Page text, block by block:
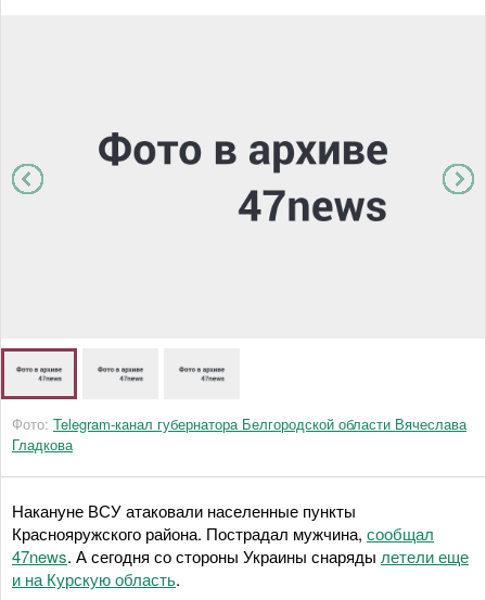
Фото: Telegram-канал губернатора Белгородской области Вячеслава
Гладкова
Накануне ВСУ атаковали населенные пункты
Краснояружского района. Пострадал мужчина, сообщал
47news. А сегодня со стороны Украины снаряды летели еще
и на Курскую область.